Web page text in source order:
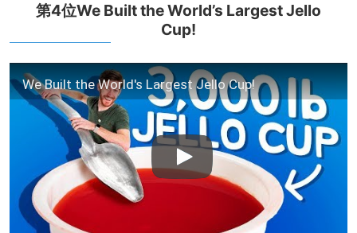
第4位We Built the World’s Largest Jello
Cup!
We Built the World's Largest Jello Cup!